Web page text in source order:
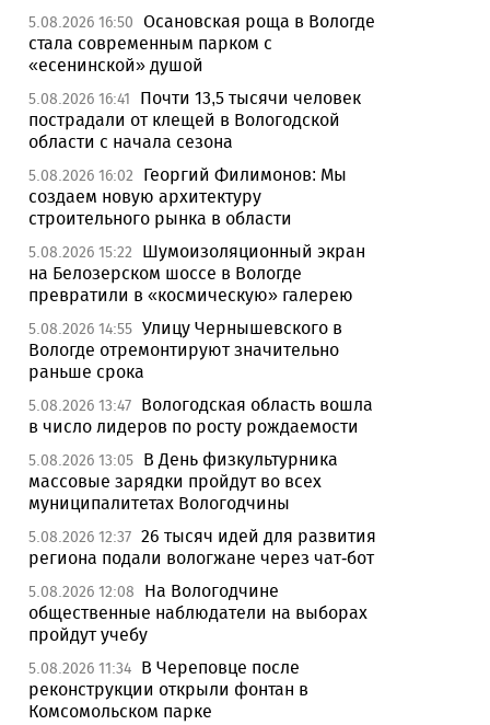
5.08.2026 16:50 Осановская роща в Вологде
стала современным парком с
«есенинской» душой
5.08.2026 16:41
Почти 13,5 тысячи человек
пострадали от клещей в Вологодской
области с начала сезона
5.08.2026 16:02
Георгий Филимонов: Мы
создаем новую архитектуру
строительного рынка в области
5.08.2026 15:22
Шумоизоляционный экран
на Белозерском шоссе в Вологде
превратили в «космическую» галерею
5.08.2026 14:55 Улицу Чернышевского в
Вологде отремонтируют значительно
раньше срока
5.08.2026 13:47 Вологодская область вошла
в число лидеров по росту рождаемости
5.08.2026 13:05 В День физкультурника
массовые зарядки пройдут во всех
муниципалитетах Вологодчины
5.08.2026 12:37 26 тысяч идей для развития
региона подали вологжане через чат-бот
5.08.2026 12:08
На Вологодчине
общественные наблюдатели на выборах
пройдут учебу
5.08.2026 11:34 В Череповце после
реконструкции открыли фонтан в
Комсомольском парке